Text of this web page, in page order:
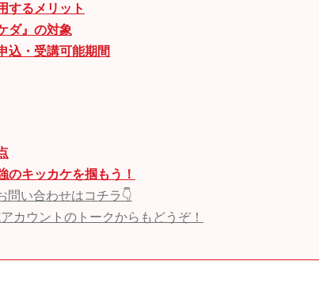
するメリット
ダ』の対象
込・受講可能期間
のキッカケを掴もう！
問い合わせはコチラ👇
カウントのトークからもどうぞ！